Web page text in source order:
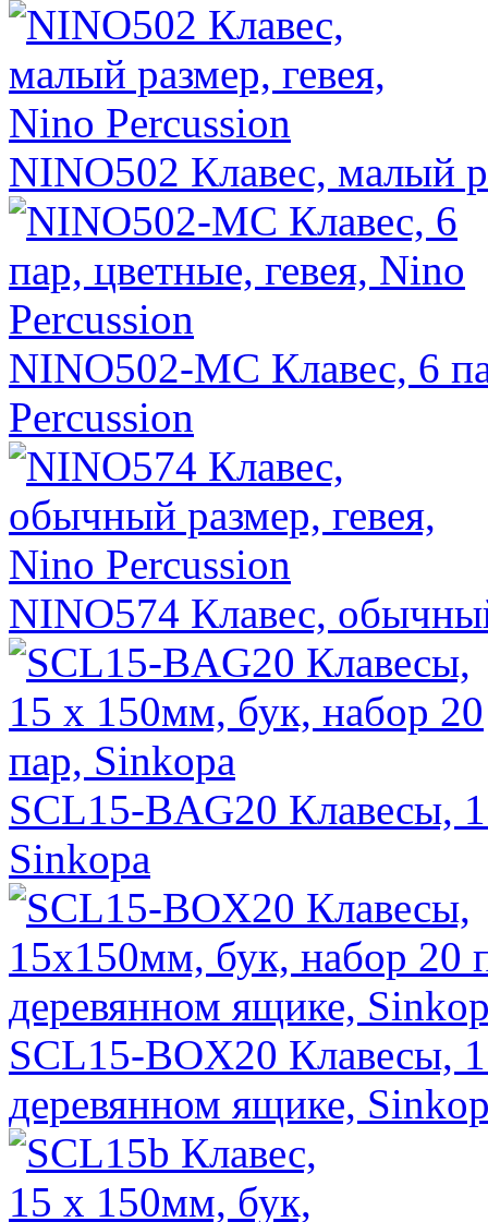
NINO502 Клавес, малый
NINO502-MC Клавес, 6
Percussion
NINO574 Клавес,
SCL15-BAG20 Клавесы,
Sinkopa
SCL15-BOX20 Клавесы,
деревянном ящике,